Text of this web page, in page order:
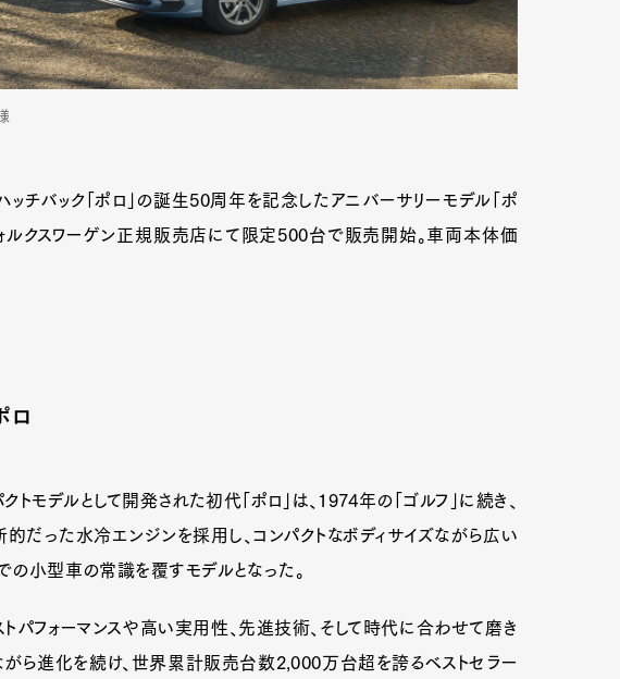
ッチバック「ポロ」の誕生50周年を記念したアニバーサリーモデル「ポ
ォルクスワーゲン正規販売店にて限定500台で販売開始。車両本体価
ロ
トモデルとして開発された初代「ポロ」は、1974年の「ゴルフ」に続き、
だった水冷エンジンを採用し、コンパクトなボディサイズながら広い
の小型車の常識を覆すモデルとなった。
パフォーマンスや高い実用性、先進技術、そして時代に合わせて磨き
がら進化を続け、世界累計販売台数2,000万台超を誇るベストセラー